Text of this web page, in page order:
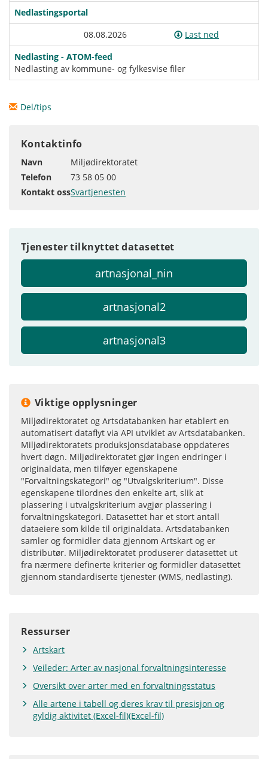
Nedlastingsportal
08.08.2026
Last ned
Nedlasting - ATOM-feed
Nedlasting av kommune- og fylkesvise filer
Del/tips
Kontaktinfo
Navn
Miljødirektoratet
Telefon
73 58 05 00
Kontakt ossSvartjenesten
Tjenester tilknyttet datasettet
artnasjonal_nin
artnasjonal2
artnasjonal3
Viktige opplysninger
Miljødirektoratet og Artsdatabanken har etablert en
automatisert dataflyt via API utviklet av Artsdatabanken.
Miljødirektoratets produksjonsdatabase oppdateres
hvert døgn. Miljødirektoratet gjør ingen endringer i
originaldata, men tilføyer egenskapene
"Forvaltningskategori" og "Utvalgskriterium". Disse
egenskapene tilordnes den enkelte art, slik at
plassering i utvalgskriterium avgjør plassering i
forvaltningskategori. Datasettet har et stort antall
dataeiere som kilde til originaldata. Artsdatabanken
samler og formidler data gjennom Artskart og er
distributør. Miljødirektoratet produserer datasettet ut
fra nærmere definerte kriterier og formidler datasettet
gjennom standardiserte tjenester (WMS, nedlasting).
Ressurser
Artskart
Veileder: Arter av nasjonal forvaltningsinteresse
Oversikt over arter med en forvaltningsstatus
Alle artene i tabell og deres krav til presisjon og
gyldig aktivitet (Excel-fil)(Excel-fil)